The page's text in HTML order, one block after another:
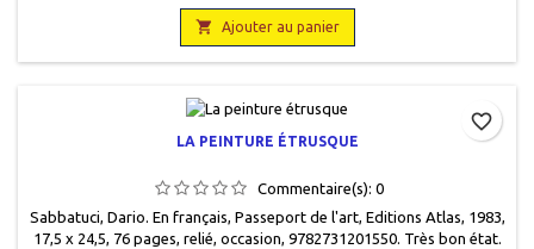
 Ajouter au panier
LA PEINTURE ÉTRUSQUE
Commentaire(s): 0
Sabbatuci, Dario. En français, Passeport de l'art, Editions Atlas, 1983,
17,5 x 24,5, 76 pages, relié, occasion, 9782731201550. Très bon état.
favorite_border